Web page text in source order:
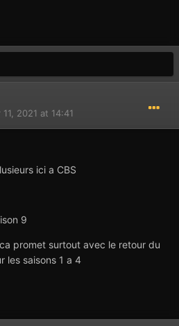
2021 at 14:41
ici a CBS
9
promet surtout avec le retour du
les saisons 1 a 4